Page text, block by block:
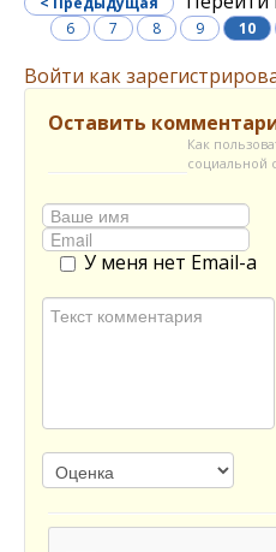
6
7 8 9 10
Войти как
Оставить
Как
социальной
У меня нет Email-а